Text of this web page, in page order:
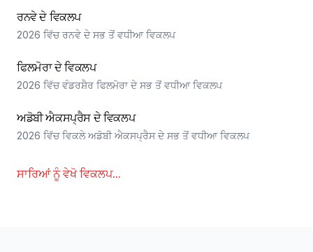
ਰਨਵੇ ਦੇ ਵਿਕਲਪ
2026 ਵਿੱਚ ਰਨਵੇ ਦੇ ਸਭ ਤੋਂ ਵਧੀਆ ਵਿਕਲਪ
ਫਿਲਮੋਰਾ ਦੇ ਵਿਕਲਪ
2026 ਵਿੱਚ ਵੰਡਰਸ਼ੈਰ ਫਿਲਮੋਰਾ ਦੇ ਸਭ ਤੋਂ ਵਧੀਆ ਵਿਕਲਪ
ਅਡੋਬੀ ਐਕਸਪ੍ਰੈਸ ਦੇ ਵਿਕਲਪ
2026 ਵਿੱਚ ਵਿਕਲੇ ਅਡੋਬੀ ਐਕਸਪ੍ਰੈਸ ਦੇ ਸਭ ਤੋਂ ਵਧੀਆ ਵਿਕਲਪ
ਸਾਰਿਆਂ ਨੂੰ ਵੇਖੋ ਵਿਕਲਪ...